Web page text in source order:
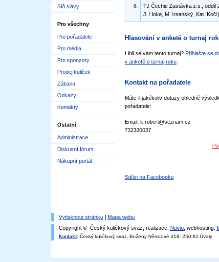
Síň slávy
Pro všechny
Pro pořadatele
Pro média
Pro sponzory
Prodej kuliček
Zábava
Odkazy
Kontakty
Ostatní
Administrace
Diskusní fórum
Nákupní portál
6.
TJ Čechie Zastávka z.s., oddíl
J. Hoke, M. Irsenský, Kat. Kočí)
Hlasování v anketě o turnaj
Líbil se vám tento turnaj? Přihlašte se
v anketě o turnaj roku
Kontakt na pořadatele
Máte-li jakékoliv dotazy ohledně
pořadatele:
Email: k.robert@seznam.cz
732320037
Sdílet na Facebooku
Vytisknout stránku | Mapa webu
Copyright © Český kuličkový svaz, realizace: Nuvio , webhosting:
Kontakt: Český kuličkový svaz, Boženy Němcové 318, 250 82 Úvaly